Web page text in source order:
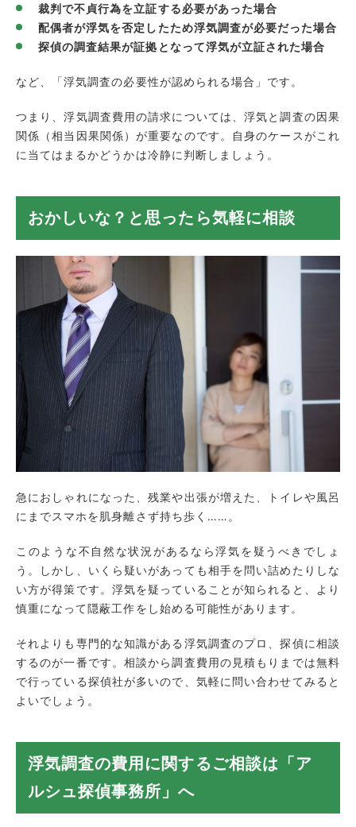
裁判で不貞行為を立証する必要があった場合
配偶者が浮気を否定したため浮気調査が必要だった場合
探偵の調査結果が証拠となって浮気が立証された場合
など、「浮気調査の必要性が認められる場合」です。
つまり、浮気調査費用の請求については、浮気と調査の因果
関係（相当因果関係）が重要なのです。自身のケースがこれ
に当てはまるかどうかは冷静に判断しましょう。
おかしいな？と思ったら気軽に相談
急におしゃれになった、残業や出張が増えた、トイレや風呂
にまでスマホを肌身離さず持ち歩く……。
このような不自然な状況があるなら浮気を疑うべきでしょ
う。しかし、いくら疑いがあっても相手を問い詰めたりしな
い方が得策です。浮気を疑っていることが知られると、より
慎重になって隠蔽工作をし始める可能性があります。
それよりも専門的な知識がある浮気調査のプロ、探偵に相談
するのが一番です。相談から調査費用の見積もりまでは無料
で行っている探偵社が多いので、気軽に問い合わせてみると
よいでしょう。
浮気調査の費用に関するご相談は「ア
ルシュ探偵事務所」へ